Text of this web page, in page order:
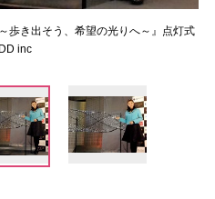
歩き出そう、希望の光りへ～』点灯式
inc